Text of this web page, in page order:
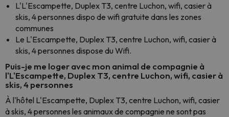
L'L'Escampette, Duplex T3, centre Luchon, wifi, casier à
skis, 4 personnes dispo de wifi gratuite dans les zones
communes
Le L'Escampette, Duplex T3, centre Luchon, wifi, casier à
skis, 4 personnes dispose du Wifi.
Puis-je me loger avec mon animal de compagnie à
l'L'Escampette, Duplex T3, centre Luchon, wifi, casier à
skis, 4 personnes
À l'hôtel L'Escampette, Duplex T3, centre Luchon, wifi, casier
à skis, 4 personnes les animaux de compagnie ne sont pas